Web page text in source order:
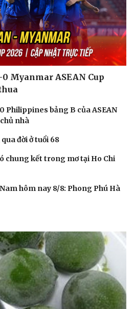
Myanmar ASEAN Cup
Philippines bảng B của ASEAN
nhà
đời ở tuổi 68
chung kết trong mơ tại Ho Chi
hôm nay 8/8: Phong Phú Hà